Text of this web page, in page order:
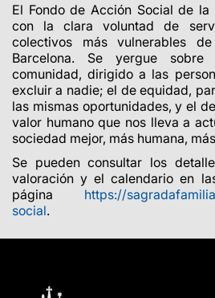
El Fondo de Acción Social de la
con la clara voluntad de
colectivos más vulnerables
Barcelona. Se yergue
comunidad, dirigido a las
excluir a nadie; el de equidad,
las mismas oportunidades, y el
valor humano que nos lleva a
sociedad mejor, más humana,
Se pueden consultar los
valoración y el calendario en
página https://
social.